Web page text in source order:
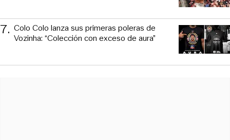
7. Colo Colo lanza sus primeras poleras de
Vozinha: “Colección con exceso de aura”